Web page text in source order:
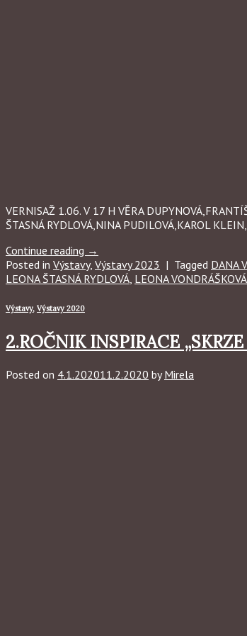
VERNISAŽ 1.06. V 17 H VĚRA
ŠTASNÁ RYDLOVÁ,NINA PUDILOVÁ,KAROL
Continue reading →
Posted in Výstavy, Výstavy 2023 | Tagged DANA
LEONA ŠTASNÁ RYDLOVÁ LEONA VONDRÁŠKOVÁ
Výstavy, Výstavy 2020
2.ROČNIK INSPIRACE
Posted on 4.1.202011.2.2020 byMirela